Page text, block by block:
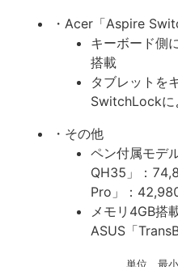
・Acer「Aspire
キーボード側
搭載
タブレットを
SwitchLockに
・その他
ペン付属モデ
QH35」：
Pro」：
メモリ4GB搭
ASUS「
単位 最小